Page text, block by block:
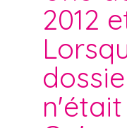
2012